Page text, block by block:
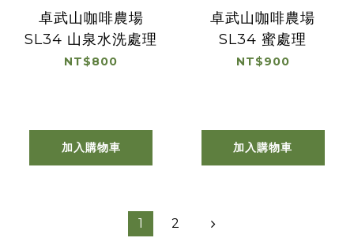
卓武山咖啡農場
SL34 山泉水洗處理
NT$800
加入購物車
卓武山咖啡農場
SL34 蜜處理
NT$900
加入購物車
1 2